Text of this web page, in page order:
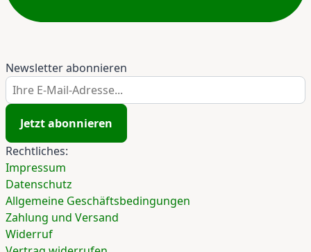
Newsletter abonnieren
Ihre E-Mail-Adresse...
Jetzt abonnieren
Rechtliches:
Impressum
Datenschutz
Allgemeine Geschäftsbedingungen
Zahlung und Versand
Widerruf